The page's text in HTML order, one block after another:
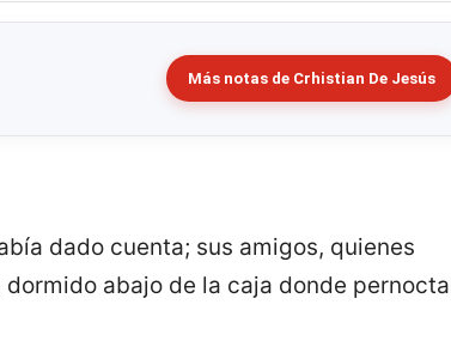
Más notas de Crhistian De Jesús
dado cuenta; sus amigos, quienes
abajo de la caja donde